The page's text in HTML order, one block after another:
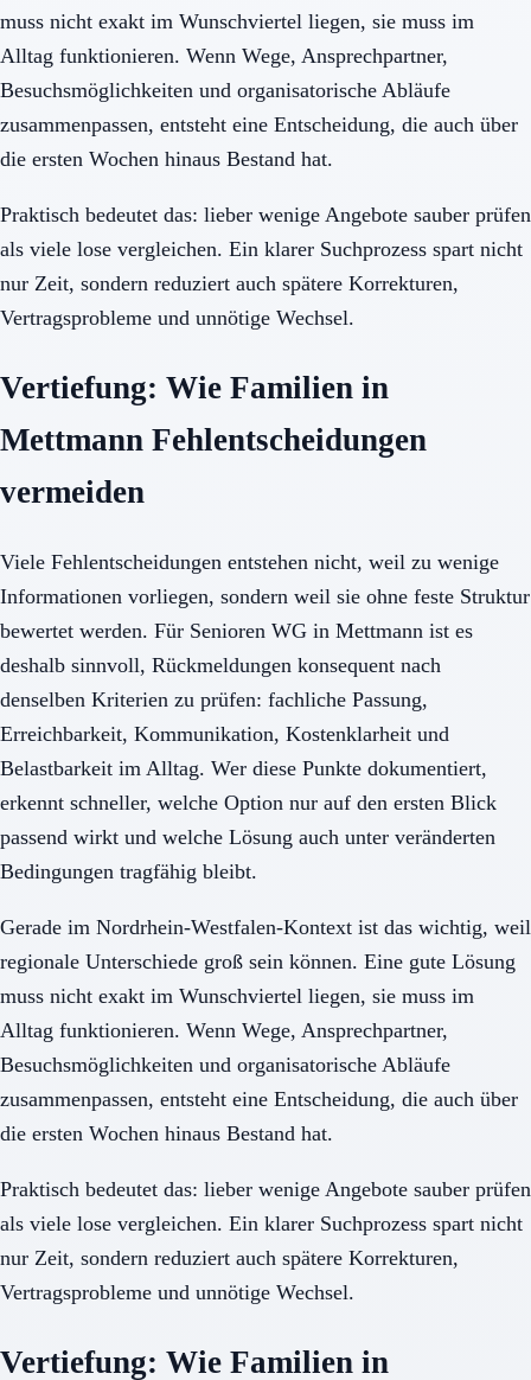
muss nicht exakt im Wunschviertel liegen, sie muss im
Alltag funktionieren. Wenn Wege, Ansprechpartner,
Besuchsmöglichkeiten und organisatorische Abläufe
zusammenpassen, entsteht eine Entscheidung, die auch über
die ersten Wochen hinaus Bestand hat.
Praktisch bedeutet das: lieber wenige Angebote sauber prüfen
als viele lose vergleichen. Ein klarer Suchprozess spart nicht
nur Zeit, sondern reduziert auch spätere Korrekturen,
Vertragsprobleme und unnötige Wechsel.
Vertiefung: Wie Familien in
Mettmann Fehlentscheidungen
vermeiden
Viele Fehlentscheidungen entstehen nicht, weil zu wenige
Informationen vorliegen, sondern weil sie ohne feste Struktur
bewertet werden. Für Senioren WG in Mettmann ist es
deshalb sinnvoll, Rückmeldungen konsequent nach
denselben Kriterien zu prüfen: fachliche Passung,
Erreichbarkeit, Kommunikation, Kostenklarheit und
Belastbarkeit im Alltag. Wer diese Punkte dokumentiert,
erkennt schneller, welche Option nur auf den ersten Blick
passend wirkt und welche Lösung auch unter veränderten
Bedingungen tragfähig bleibt.
Gerade im Nordrhein-Westfalen-Kontext ist das wichtig, weil
regionale Unterschiede groß sein können. Eine gute Lösung
muss nicht exakt im Wunschviertel liegen, sie muss im
Alltag funktionieren. Wenn Wege, Ansprechpartner,
Besuchsmöglichkeiten und organisatorische Abläufe
zusammenpassen, entsteht eine Entscheidung, die auch über
die ersten Wochen hinaus Bestand hat.
Praktisch bedeutet das: lieber wenige Angebote sauber prüfen
als viele lose vergleichen. Ein klarer Suchprozess spart nicht
nur Zeit, sondern reduziert auch spätere Korrekturen,
Vertragsprobleme und unnötige Wechsel.
Vertiefung: Wie Familien in